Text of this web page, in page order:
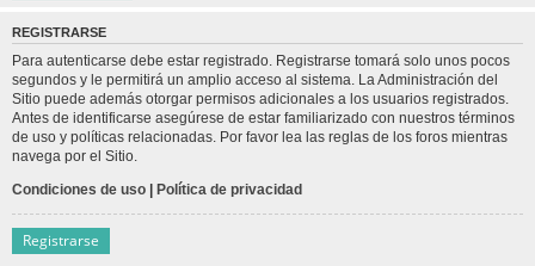
REGISTRARSE
Para autenticarse debe estar registrado. Registrarse tomará solo unos pocos
segundos y le permitirá un amplio acceso al sistema. La Administración del
Sitio puede además otorgar permisos adicionales a los usuarios registrados.
Antes de identificarse asegúrese de estar familiarizado con nuestros términos
de uso y políticas relacionadas. Por favor lea las reglas de los foros mientras
navega por el Sitio.
Condiciones de uso | Política de privacidad
Registrarse